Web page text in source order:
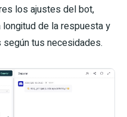
los ajustes del bot,
de la respuesta y
tus necesidades.